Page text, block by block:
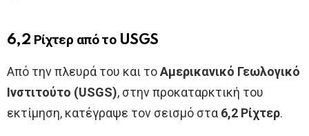
6,2 Ρίχτερ από το USGS
Από την πλευρά του και τοΑμερικανικό Γεωλογικό
Ινστιτούτο (USGS), στην προκαταρκτική του
εκτίμηση, κατέγραψε τον σεισμό στα 6,2 Ρίχτερ.